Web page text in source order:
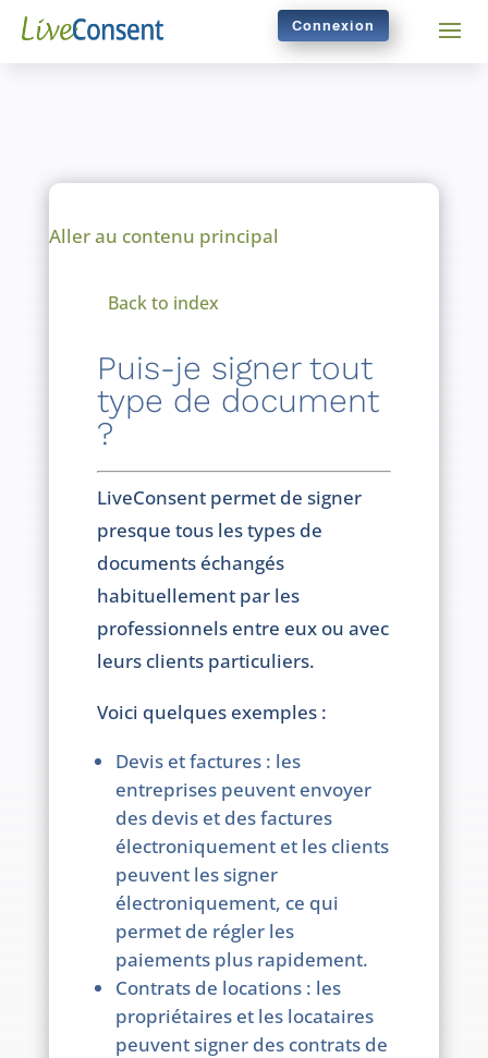
Connexion
Aller au contenu principal
Back to index
Puis-je signer tout
type de document
?
LiveConsent permet de signer
presque tous les types de
documents échangés
habituellement par les
professionnels entre eux ou avec
leurs clients particuliers.
Voici quelques exemples :
Devis et factures : les
entreprises peuvent envoyer
des devis et des factures
électroniquement et les clients
peuvent les signer
électroniquement, ce qui
permet de régler les
paiements plus rapidement.
Contrats de locations : les
propriétaires et les locataires
peuvent signer des contrats de